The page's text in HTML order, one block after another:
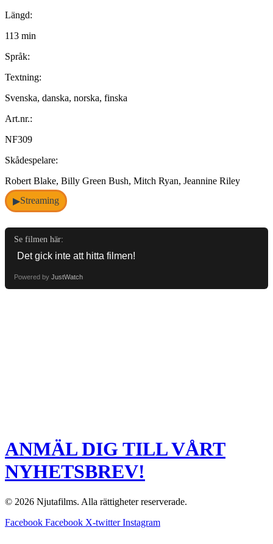
Längd:
113 min
Språk:
Textning:
Svenska, danska, norska, finska
Art.nr.:
NF309
Skådespelare:
Robert Blake, Billy Green Bush, Mitch Ryan, Jeannine Riley
▶Streaming
Se filmen här:
Powered by JustWatch
ANMÄL DIG TILL VÅRT
NYHETSBREV!
© 2026 Njutafilms. Alla rättigheter reserverade.
Facebook Facebook X-twitter Instagram